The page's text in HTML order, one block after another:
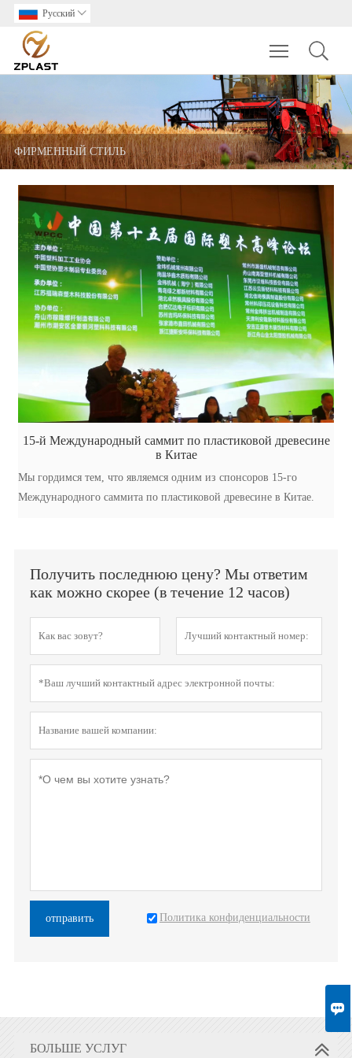

Pусский 
Toggle
ФИРМЕННЫЙ СТИЛЬ
15-й Международный саммит по пластиковой древесине
в Китае
Мы гордимся тем, что являемся одним из спонсоров 15-го
Международного саммита по пластиковой древесине в Китае.
Получить последнюю цену? Мы ответим
как можно скорее (в течение 12 часов)
отправить Политика конфиденциальности
БОЛЬШЕ УСЛУГ